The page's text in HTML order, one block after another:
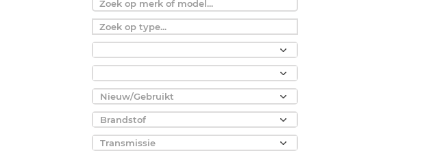
Nieuw/Gebruikt
Brandstof
Transmissie